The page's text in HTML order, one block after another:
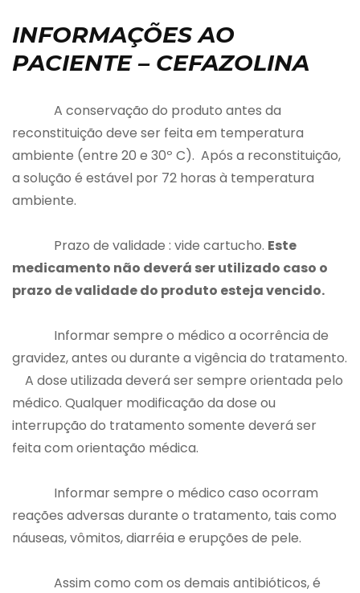
INFORMAÇÕES AO
PACIENTE – CEFAZOLINA
A conservação do produto antes da
reconstituição deve ser feita em temperatura
ambiente (entre 20 e 30º C). Após a reconstituição,
a solução é estável por 72 horas à temperatura
ambiente.
Prazo de validade : vide cartucho. Este
medicamento não deverá ser utilizado caso o
prazo de validade do produto esteja vencido.
Informar sempre o médico a ocorrência de
gravidez, antes ou durante a vigência do tratamento.
A dose utilizada deverá ser sempre orientada pelo
médico. Qualquer modificação da dose ou
interrupção do tratamento somente deverá ser
feita com orientação médica.
Informar sempre o médico caso ocorram
reações adversas durante o tratamento, tais como
náuseas, vômitos, diarréia e erupções de pele.
Assim como com os demais antibióticos, é